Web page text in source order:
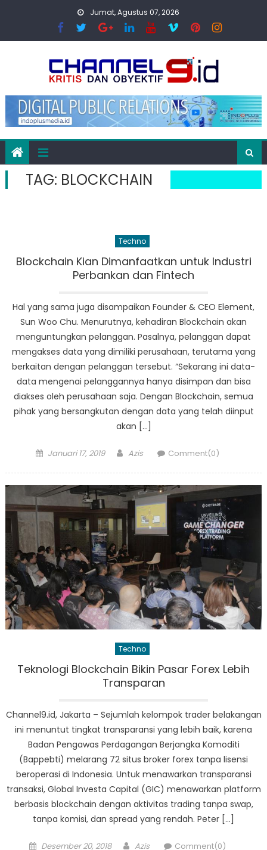
Jumat, Agustus 07, 2026
TAG: BLOCKCHAIN
Techno
Blockchain Kian Dimanfaatkan untuk Industri
Perbankan dan Fintech
Hal yang sama juga disampaikan Founder & CEO Element,
Sun Woo Chu. Menurutnya, kehadiran Blockchain akan
menguntungkan pelanggan. Pasalnya, pelanggan dapat
mengakses data yang dimiliki perusahaan, terutama yang
berkaitan dengan pelanggan tersebut. “Sekarang ini data-
data mengenai pelanggannya hanya disimpan dan bisa
diakses oleh perusahaan saja. Dengan Blockchain, semua
pihak yang bersangkutan dengan data yang telah diinput
akan […]
Posted
Januari 17, 2019 Author
Azis Comment(0)
Techno
Teknologi Blockchain Bikin Pasar Forex Lebih
Transparan
Channel9.id, Jakarta – Sejumlah kelompok trader belakangan
ini menuntut tingkat transparansi yang lebih baik, karena
Badan Pengawas Perdagangan Berjangka Komoditi
(Bappebti) melarang 72 situs broker forex tanpa lisensi
beroperasi di Indonesia. Untuk menawarkan transparansi
transaksi, Global Investa Capital (GIC) menawarkan platform
berbasis blockchain dengan aktivitas trading tanpa swap,
tanpa komisi, dan spread yang rendah. Peter […]
Posted
Desember 20, 2018 Author
Azis Comment(0)